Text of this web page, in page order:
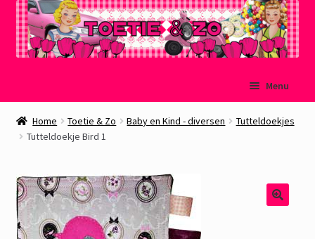
naar
navigatie
de
inhoud
Menu
Welkom
Winkelmand
Afrekenen
Home Toetie & Zo Baby en Kind - diversen
Tutteldoekjes
Tutteldoekje Bird 1